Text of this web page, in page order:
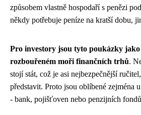
způsobem vlastně hospodaří s penězi
někdy potřebuje peníze na kratší dobu,
Pro investory jsou tyto poukázky
rozbouřeném moři finančních trhů.
stojí stát, což je asi nejbezpečnější
představit. Proto jsou oblíbené zejména
- bank, pojišťoven nebo penzijních